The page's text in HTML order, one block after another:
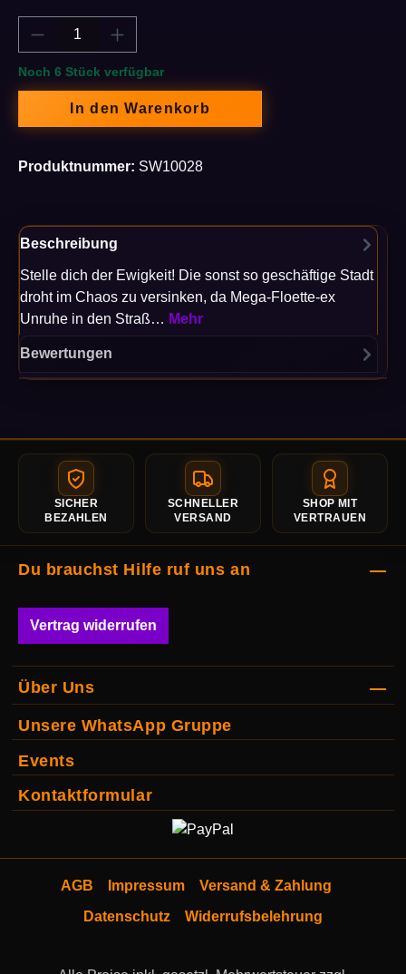
Produkt Anzahl: Gib den gewünschten
Noch 6 Stück verfügbar
In den Warenkorb
Produktnummer: SW10028
Beschreibung
Stelle dich der Ewigkeit! Die sonst so geschäftige Stadt
droht im Chaos zu versinken, da Mega-Floette-ex
Unruhe in den Straß… Mehr
Bewertungen
SICHER
BEZAHLEN
SCHNELLER
VERSAND
SHOP MIT
VERTRAUEN
Du brauchst Hilfe ruf uns an
Vertrag widerrufen
Über Uns
Unsere WhatsApp Gruppe
Events
Kontaktformular
AGB Impressum
Versand & Zahlung
Datenschutz
Widerrufsbelehrung